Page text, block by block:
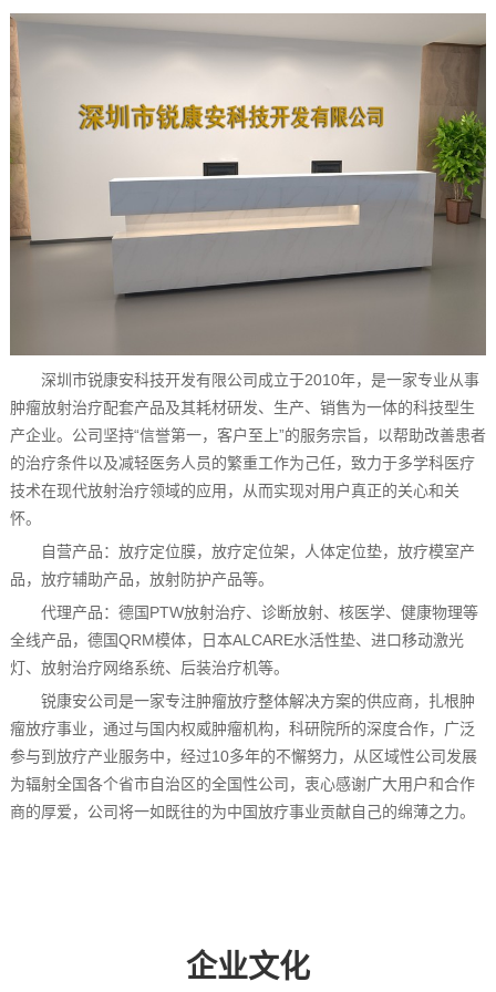
深圳市锐康安科技开发有限公司成立于2010年，是一家专业从事
肿瘤放射治疗配套产品及其耗材研发、生产、销售为一体的科技型生
产企业。公司坚持“信誉第一，客户至上”的服务宗旨，以帮助改善患者
的治疗条件以及减轻医务人员的繁重工作为己任，致力于多学科医疗
技术在现代放射治疗领域的应用，从而实现对用户真正的关心和关
怀。
自营产品：放疗定位膜，放疗定位架，人体定位垫，放疗模室产
品，放疗辅助产品，放射防护产品等。
代理产品：德国PTW放射治疗、诊断放射、核医学、健康物理等
全线产品，德国QRM模体，日本ALCARE水活性垫、进口移动激光
灯、放射治疗网络系统、后装治疗机等。
锐康安公司是一家专注肿瘤放疗整体解决方案的供应商，扎根肿
瘤放疗事业，通过与国内权威肿瘤机构，科研院所的深度合作，广泛
参与到放疗产业服务中，经过10多年的不懈努力，从区域性公司发展
为辐射全国各个省市自治区的全国性公司，衷心感谢广大用户和合作
商的厚爱，公司将一如既往的为中国放疗事业贡献自己的绵薄之力。
企业文化